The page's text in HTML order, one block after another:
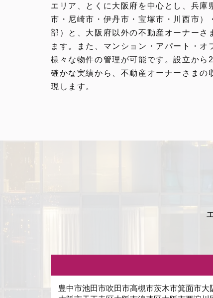
エリア、とくに大阪府を中心とし、兵庫
市・尼崎市・伊丹市・宝塚市・川西市）
部）と、大阪府以外の不動産オーナーさ
ます。また、マンション・アパート・オ
様々な物件の管理が可能です。設立か
確かな実績から、不動産オーナーさまの
現します。
豊中市池田市吹田市高槻市茨木市箕面市大